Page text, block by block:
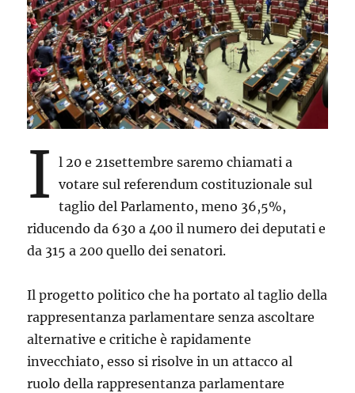
I
l 20 e 21settembre saremo chiamati a
votare sul referendum costituzionale sul
taglio del Parlamento, meno 36,5%,
riducendo da 630 a 400 il numero dei deputati e
da 315 a 200 quello dei senatori.
Il progetto politico che ha portato al taglio della
rappresentanza parlamentare senza ascoltare
alternative e critiche è rapidamente
invecchiato, esso si risolve in un attacco al
ruolo della rappresentanza parlamentare